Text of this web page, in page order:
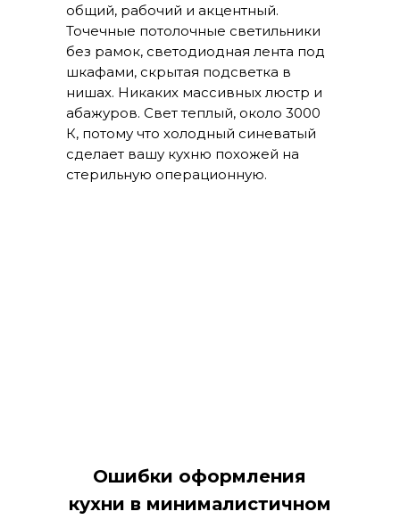
общий, рабочий и акцентный.
Точечные потолочные светильники
без рамок, светодиодная лента под
шкафами, скрытая подсветка в
нишах. Никаких массивных люстр и
абажуров. Свет теплый, около 3000
К, потому что холодный синеватый
сделает вашу кухню похожей на
стерильную операционную.
Ошибки оформления
кухни в минималистичном